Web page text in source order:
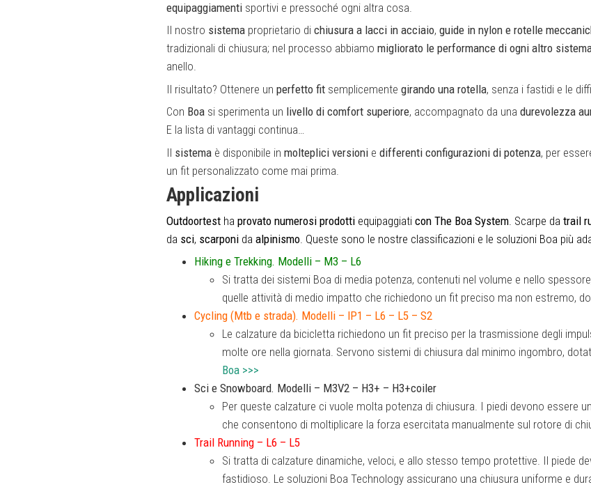
equipaggiamenti sportivi e pressoché ogni altra cosa.
Il nostro sistema proprietario di chiusura a lacci in acciaio, guide in nylon e rotelle
tradizionali di chiusura; nel processo abbiamo migliorato le performance di ogni altro
anello.
Il risultato? Ottenere un perfetto fit semplicemente girando una rotella, senza i fastidi e le
Con Boa si sperimenta un livello di comfort superiore, accompagnato da una durevolezza
E la lista di vantaggi continua…
Il sistema è disponibile in molteplici versioni e differenti configurazioni di potenza, per
un fit personalizzato come mai prima.
Applicazioni
Outdoortest ha provato numerosi prodotti equipaggiati con The Boa System . Scarpe da trail
da sci, scarponi da alpinismo . Queste sono le nostre classificazioni e le soluzioni Boa più
Hiking e Trekking. Modelli – M3 – L6
Si tratta dei sistemi Boa di media potenza, contenuti nel volume e nello
quelle attività di medio impatto che richiedono un fit preciso ma non estremo,
Cycling (Mtb e strada). Modelli – IP1 – L6 – L5 – S2
Le calzature da bicicletta richiedono un fit preciso per la trasmissione degli
molte ore nella giornata. Servono sistemi di chiusura dal minimo ingombro,
Boa >>>
Sci e Snowboard. Modelli – M3V2 – H3+ – H3+coiler
Per queste calzature ci vuole molta potenza di chiusura. I piedi devono essere
che consentono di moltiplicare la forza esercitata manualmente sul rotore di
Trail Running – L6 – L5
Si tratta di calzature dinamiche, veloci, e allo stesso tempo protettive. Il piede
fastidioso. Le soluzioni Boa Technology assicurano una chiusura uniforme e